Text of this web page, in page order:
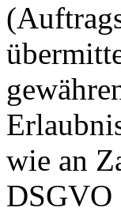
wie an
DSGVO